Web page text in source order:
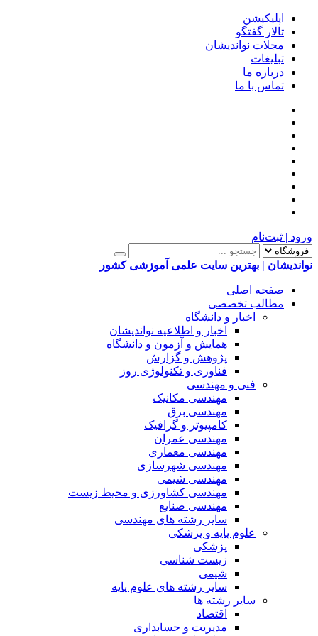
اپلیکیشن
تالار گفتگو
مجلات نواندیشان
تبلیغات
درباره ما
تماس با ما
ورود | ثبت‌نام
نواندیشان | بهترین سایت علمی آموزشی کشور
صفحه اصلی
مطالب تخصصی
اخبار و دانشگاه
اخبار و اطلاعیه نواندیشان
همایش و آزمون و دانشگاه
پژوهش و گزارش
فناوری و تکنولوژی روز
فنی و مهندسی
مهندسی مکانیک
مهندسی برق
کامپیوتر و گرافیک
مهندسی عمران
مهندسی معماری
مهندسی شهرسازی
مهندسی شیمی
مهندسی کشاورزی و محیط زیست
مهندسی صنایع
سایر رشته های مهندسی
علوم پایه و پزشکی
پزشکی
زیست شناسی
شیمی
سایر رشته های علوم پایه
سایر رشته ها
اقتصاد
مدیریت و حسابداری